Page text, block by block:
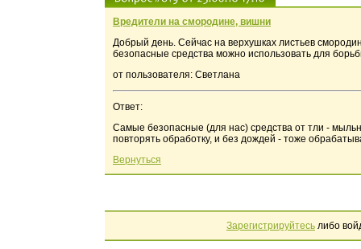
Вредители на смородине, вишни
Добрый день. Сейчас на верхушках листьев
безопасные средства можно использовать для
от пользователя: Светлана
Ответ:
Самые безопасные (для нас) средства от тли -
повторять обработку, и без дождей - тоже
Вернуться
Зарегистрируйтесь либо